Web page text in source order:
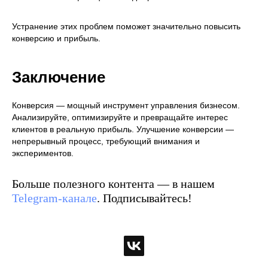
Устранение этих проблем поможет значительно повысить
конверсию и прибыль.
Заключение
Конверсия — мощный инструмент управления бизнесом.
Анализируйте, оптимизируйте и превращайте интерес
клиентов в реальную прибыль. Улучшение конверсии —
непрерывный процесс, требующий внимания и
экспериментов.
Больше полезного контента — в нашем
Telegram-канале. Подписывайтесь!